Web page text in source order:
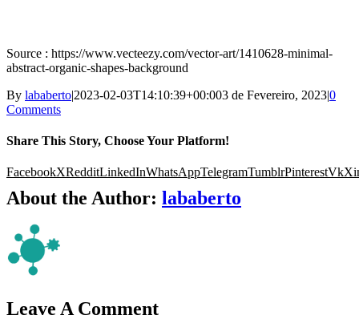
Source : https://www.vecteezy.com/vector-art/1410628-minimal-
abstract-organic-shapes-background
By lababerto|2023-02-03T14:10:39+00:003 de Fevereiro, 2023|0
Comments
Share This Story, Choose Your Platform!
FacebookXRedditLinkedInWhatsAppTelegramTumblrPinterestVk
About the Author: lababerto
Leave A Comment